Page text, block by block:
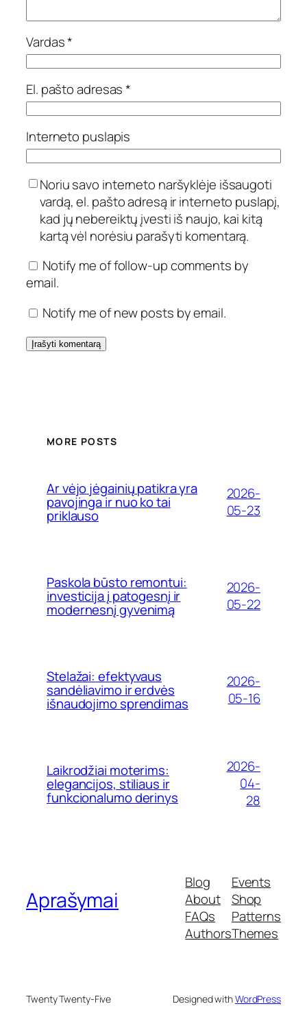
Vardas*
El. pašto adresas*
Interneto puslapis
Noriu savo interneto naršyklėje išsaugoti
vardą, el. pašto adresą ir interneto puslapį,
kad jų nebereiktų įvesti iš naujo, kai kitą
kartą vėl norėsiu parašyti komentarą.
Notify me of follow-up comments by
email.
Notify me of new posts by email.
MORE POSTS
Ar vėjo jėgainių patikra yra
pavojinga ir nuo ko tai
priklauso
2026-
05-23
Paskola būsto remontui:
investicija į patogesnį ir
modernesnį gyvenimą
2026-
05-22
Stelažai: efektyvaus
sandėliavimo ir erdvės
išnaudojimo sprendimas
2026-
05-16
Laikrodžiai moterims:
elegancijos, stiliaus ir
funkcionalumo derinys
2026-
04-
28
Aprašymai
Blog
About
FAQs
Authors
Events
Shop
Patterns
Themes
Twenty Twenty-Five Designed withWordPress